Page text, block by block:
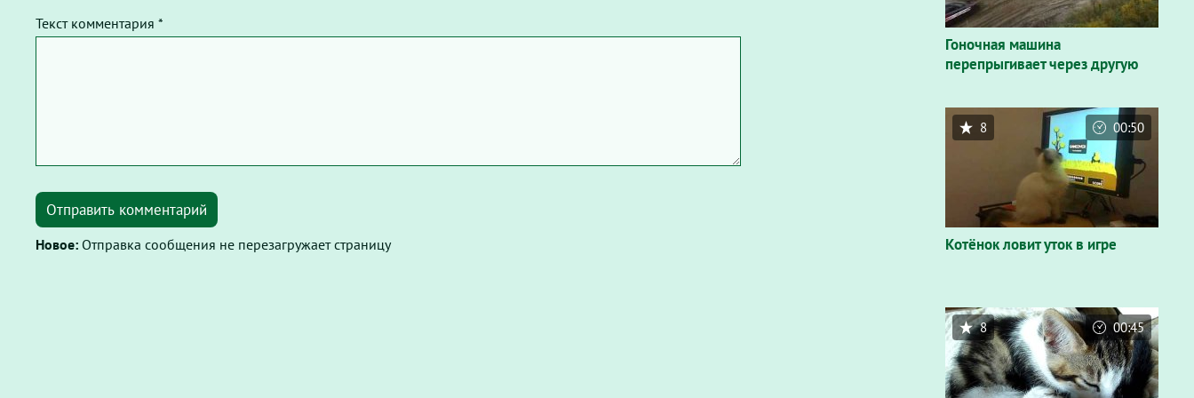
Текст комментария *
Отправить комментарий
Новое: Отправка сообщения не перезагружает страницу
Гоночная машина
перепрыгивает через другую
Котёнок ловит уток в игре
8 00:50
8 00:45